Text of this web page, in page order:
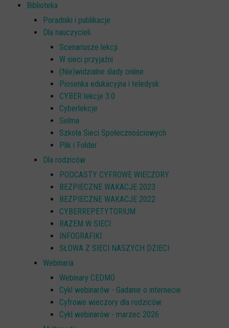
Biblioteka
Poradniki i publikacje
Dla nauczycieli
Scenariusze lekcji
W sieci przyjaźni
(Nie)widzialne ślady online
Piosenka edukacyjna i teledysk
CYBER lekcje 3.0
Cyberlekcje
Selma
Szkoła Sieci Społecznościowych
Plik i Folder
Dla rodziców
PODCASTY CYFROWE WIECZORY
BEZPIECZNE WAKACJE 2023
BEZPIECZNE WAKACJE 2022
CYBERREPETYTORIUM
RAZEM W SIECI
INFOGRAFIKI
SŁOWA Z SIECI NASZYCH DZIECI
Webinaria
Webinary CEDMO
Cykl webinarów - Gadanie o internecie
Cyfrowe wieczory dla rodziców
Cykl webinarów - marzec 2026